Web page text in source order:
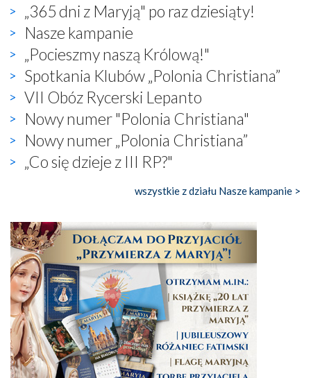
„365 dni z Maryją" po raz dziesiąty!
Nasze kampanie
„Pocieszmy naszą Królową!"
Spotkania Klubów „Polonia Christiana”
VII Obóz Rycerski Lepanto
Nowy numer "Polonia Christiana"
Nowy numer „Polonia Christiana”
„Co się dzieje z III RP?"
wszystkie z działu Nasze kampanie >